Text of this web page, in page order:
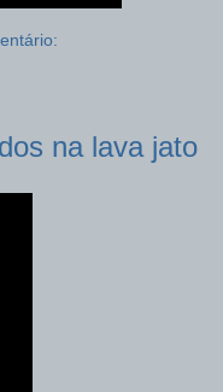
na lava jato